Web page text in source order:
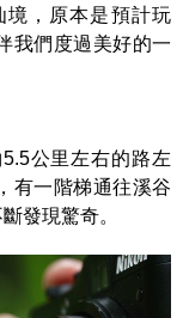
境，原本是預計玩
我們度過美好的一
公里左右的路左
有一階梯通往溪谷
發現驚奇。